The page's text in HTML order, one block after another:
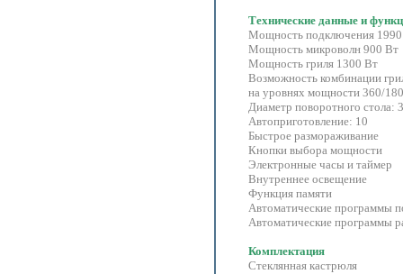
Технические данные и
Мощность подключения
Мощность микроволн 900 Вт
Мощность гриля 1300 Вт
Возможность комбинации
на уровнях мощности 360/
Диаметр поворотного стола:
Автоприготовление: 10
Быстрое размораживание
Кнопки выбора мощности
Электронные часы и таймер
Внутреннее освещение
Функция памяти
Автоматические программы
Автоматические программы
Комплектация
Стеклянная кастрюля